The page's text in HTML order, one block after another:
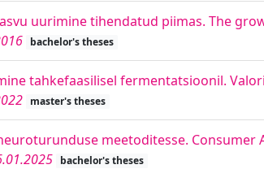
uurimine tihendatud piimas. The
bachelor's theses
tahkefaasilisel fermentatsioonil.
master's theses
meetoditesse.
bachelor's theses